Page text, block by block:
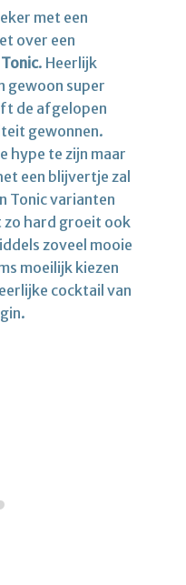
met een
over een
. Heerlijk
gewoon super
de afgelopen
gewonnen.
hype te zijn maar
een blijvertje zal
Tonic varianten
zo hard groeit ook
zoveel mooie
moeilijk kiezen
cocktail van